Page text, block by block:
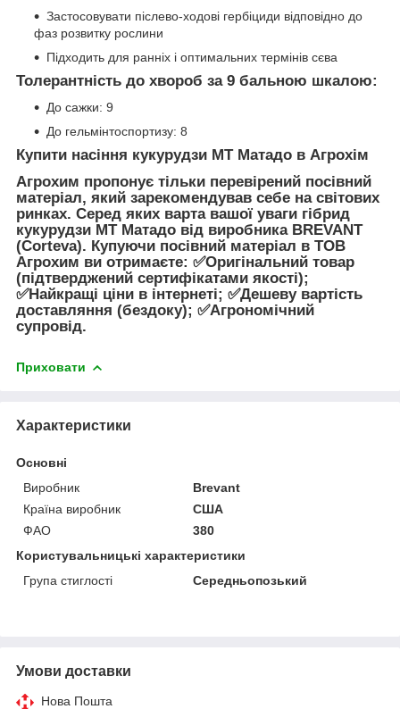
Застосовувати післево-ходові гербіциди відповідно до
фаз розвитку рослини
Підходить для ранніх і оптимальних термінів сєва
Толерантність до хвороб за 9 бальною шкалою:
До сажки: 9
До гельмінтоспортизу: 8
Купити насіння кукурудзи МТ Матадо в Агрохім
Агрохим пропонує тільки перевірений посівний
матеріал, який зарекомендував себе на світових
ринках. Серед яких варта вашої уваги гібрид
кукурудзи МТ Матадо від виробника BREVANT
(Corteva). Купуючи посівний матеріал в ТОВ
Агрохим ви отримаєте: ✅Оригінальний товар
(підтверджений сертифікатами якості);
✅Найкращі ціни в інтернеті; ✅Дешеву вартість
доставляння (бездоку); ✅Агрономічний
супровід.
Приховати
Характеристики
Основні
Виробник
Brevant
Країна виробник
США
ФАО
380
Користувальницькі характеристики
Група стиглості
Середньопозький
Умови доставки
Нова Пошта